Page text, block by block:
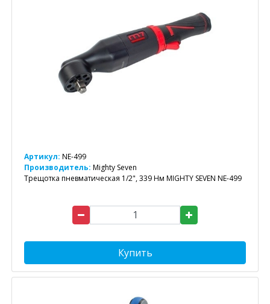
Артикул: NE-499
Производитель: Mighty Seven
Трещотка пневматическая 1/2", 339 Нм MIGHTY SEVEN NE-499
Купить